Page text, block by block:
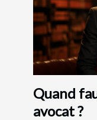
Quand
avocat ?